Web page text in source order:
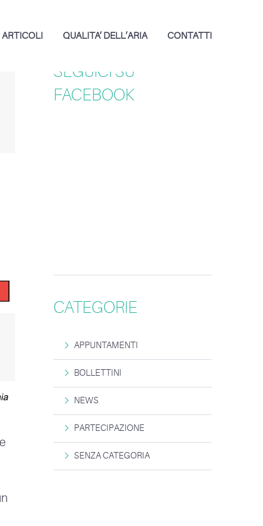
ARTICOLI QUALITA’ DELL’ARIA CONTATTI
SEGUICI SU
FACEBOOK
CATEGORIE
APPUNTAMENTI
BOLLETTINI
NEWS
PARTECIPAZIONE
SENZA CATEGORIA